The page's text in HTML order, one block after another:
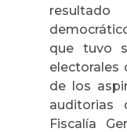
que tuvo
electorales
de los
auditorias
Fiscalía